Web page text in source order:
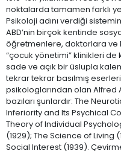
noktalarda tamamen farklı
Psikoloji adını verdiği
ABD’nin birçok kentinde
öğretmenlere, doktorlara ve
“çocuk yönetimi” klinikleri
sade ve açık bir üslupla
tekrar tekrar basılmış
psikologlarından olan Alfred
bazıları şunlardır: The
Inferiority and Its Psychical
Theory of Individual
(1929); The Science of Living
Social Interest (1939).